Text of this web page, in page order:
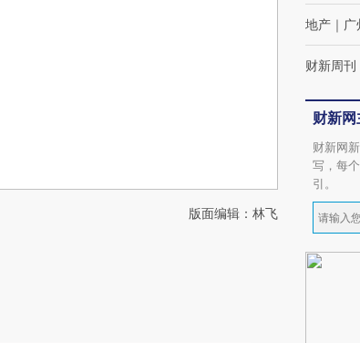
版面编辑：林飞
地产 ｜
财新周刊
财新
财新网
写，每
引。